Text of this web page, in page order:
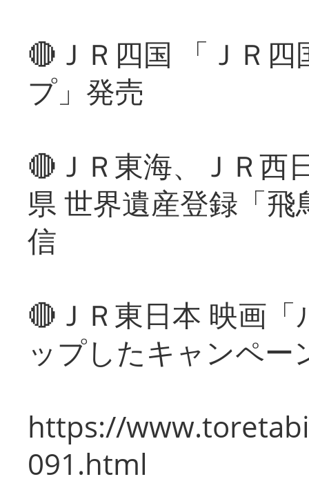
🔴ＪＲ四国 「ＪＲ
プ」発売
🔴ＪＲ東海、ＪＲ西
県 世界遺産登録「
信
🔴ＪＲ東日本 映画
ップしたキャンペー
https://
091.html